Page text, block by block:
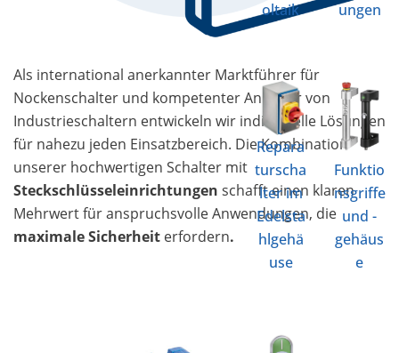
oltaik
ungen
Repara
turscha
lter im
Edelsta
hlgehä
use
Funktio
nsgriffe
und -
gehäus
e
Als international anerkannter Marktführer für
Nockenschalter und kompetenter Anbieter von
Industrieschaltern entwickeln wir individuelle Lösungen
für nahezu jeden Einsatzbereich. Die Kombination
unserer hochwertigen Schalter mit
Steckschlüsseleinrichtungen schafft einen klaren
Mehrwert für anspruchsvolle Anwendungen, die
maximale Sicherheit erfordern.